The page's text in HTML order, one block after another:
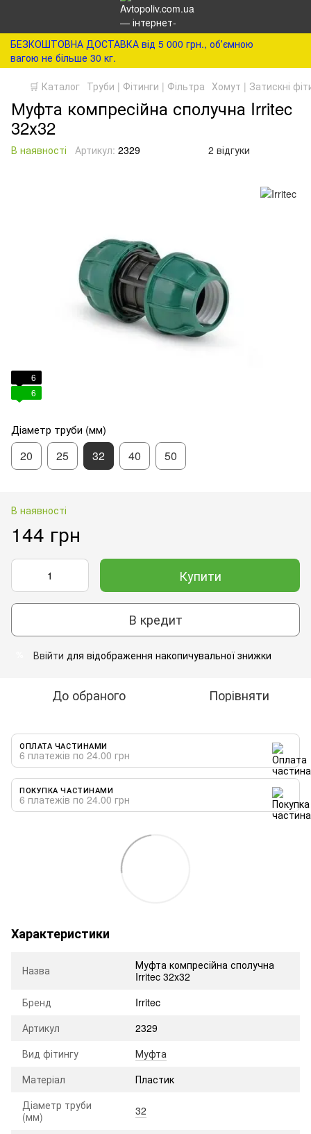
БЕЗКОШТОВНА ДОСТАВКА від 5 000 грн., обʼємною
вагою не більше 30 кг.
🛒 Каталог Труби | Фітинги | Фільтра Хомут | Затискні
Муфта компресійна сполучна Irritec
32х32
В наявності Артикул: 2329 2 відгуки
6
6
Діаметр труби (мм)
20 25 32 40 50
В наявності
144 грн
Купити
В кредит
Ввійти для відображення накопичувальної знижки
До обраного Порівняти
ОПЛАТА ЧАСТИНАМИ
6 платежів по 24.00 грн
ПОКУПКА ЧАСТИНАМИ
6 платежів по 24.00 грн
Характеристики
Назва
Муфта компресійна сполучна
Irritec 32х32
Бренд
Irritec
Артикул
2329
Вид фітингу
Муфта
Матеріал
Пластик
Діаметр труби
(мм)
32